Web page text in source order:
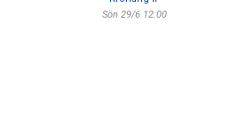
Sön 29/6 12:00